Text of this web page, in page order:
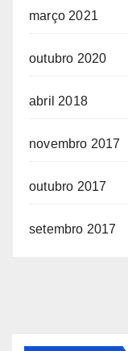
março 2021
outubro 2020
abril 2018
novembro 2017
outubro 2017
setembro 2017